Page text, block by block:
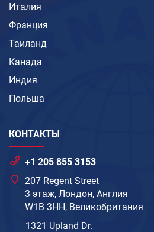
Италия
Франция
Таиланд
Канада
Индия
Польша
КОНТАКТЫ
+1 205 855 3153
207 Regent Street
3 этаж, Лондон, Англия
W1B 3HH, Великобритания
1321 Upland Dr.